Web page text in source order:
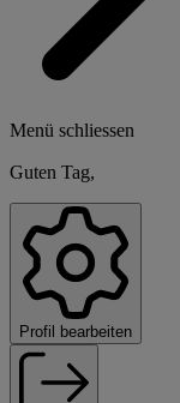
Menü schliessen
Guten Tag,
Profil bearbeiten